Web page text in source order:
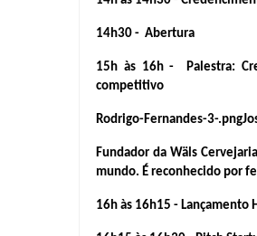
14h30 -  Abertura
15h às 16h -  Palestra:
competitivo
Rodrigo-Fernandes-3-
Fundador da Wäls
mundo. É reconhecido por
16h às 16h15 - Lançamento